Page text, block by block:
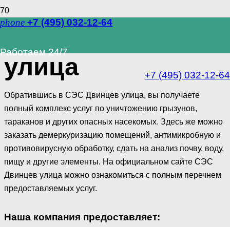
phone +7 (495) 032-12-64
Работаем 24/7
+7 (495) 032-12-64
улица
Обратившись в СЭС Двинцев улица, вы получаете
полный комплекс услуг по уничтожению грызунов,
тараканов и других опасных насекомых. Здесь же можно
заказать демеркуризацию помещений, антимикробную и
противовирусную обработку, сдать на анализ почву, воду,
пищу и другие элементы. На официальном сайте СЭС
Двинцев улица можно ознакомиться с полным перечнем
предоставляемых услуг.
Наша компания предоставляет: